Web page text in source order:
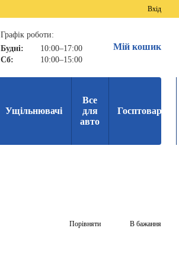
Вхід
Графік роботи:
Будні:
10:00–17:00
Сб:
10:00–15:00
Мій кошик
Ущільнювачі
Все
для
авто
Госптовари
Порівняти В бажання